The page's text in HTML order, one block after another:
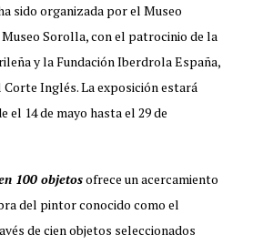
sido organizada por el Museo
Sorolla, con el patrocinio de la
y la Fundación Iberdrola España,
Inglés. La exposición estará
el 14 de mayo hasta el 29 de
100 objetosofrece un acercamiento
del pintor conocido como el
de cien objetos seleccionados